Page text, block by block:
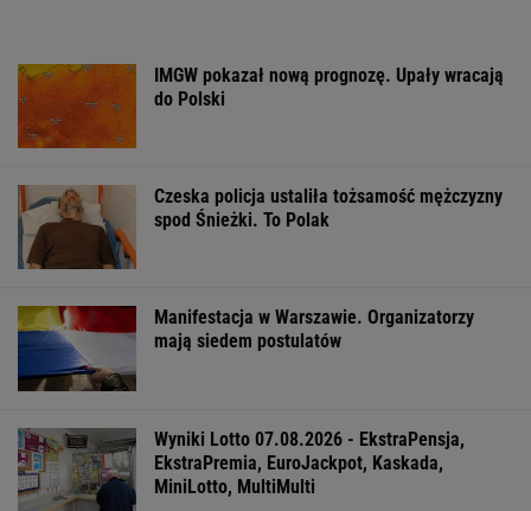
IMGW pokazał nową prognozę. Upały wracają
do Polski
Czeska policja ustaliła tożsamość mężczyzny
spod Śnieżki. To Polak
Manifestacja w Warszawie. Organizatorzy
mają siedem postulatów
Wyniki Lotto 07.08.2026 - EkstraPensja,
EkstraPremia, EuroJackpot, Kaskada,
MiniLotto, MultiMulti